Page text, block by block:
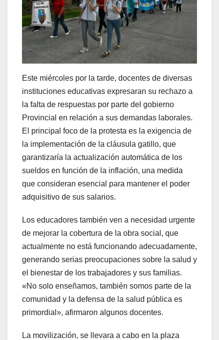
Este miércoles por la tarde, docentes de diversas
instituciones educativas expresaran su rechazo a
la falta de respuestas por parte del gobierno
Provincial en relación a sus demandas laborales.
El principal foco de la protesta es la exigencia de
la implementación de la cláusula gatillo, que
garantizaría la actualización automática de los
sueldos en función de la inflación, una medida
que consideran esencial para mantener el poder
adquisitivo de sus salarios.
Los educadores también ven a necesidad urgente
de mejorar la cobertura de la obra social, que
actualmente no está funcionando adecuadamente,
generando serias preocupaciones sobre la salud y
el bienestar de los trabajadores y sus familias.
«No solo enseñamos, también somos parte de la
comunidad y la defensa de la salud pública es
primordial», afirmaron algunos docentes.
La movilización, se llevara a cabo en la plaza